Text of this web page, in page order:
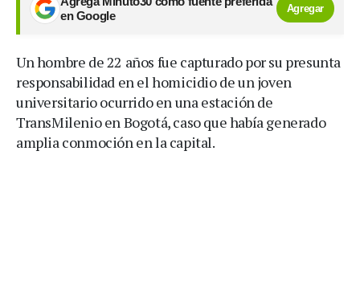
en Google
Agregar
Un hombre de 22 años fue capturado por su presunta
responsabilidad en el homicidio de un joven
universitario ocurrido en una estación de
TransMilenio en Bogotá, caso que había generado
amplia conmoción en la capital.